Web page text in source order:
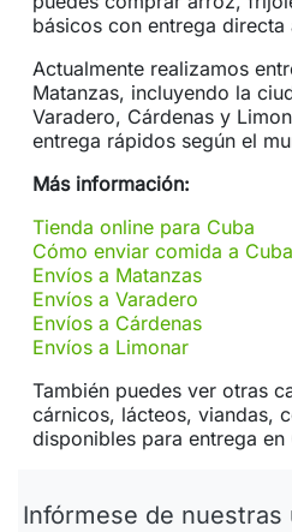
básicos con entrega directa
Actualmente realizamos
Matanzas, incluyendo la
Varadero, Cárdenas y
entrega rápidos según el
Más información:
Tienda online para Cuba
Cómo enviar comida a Cuba
Envíos a Matanzas
Envíos a Varadero
Envíos a Cárdenas
Envíos a Limonar
También puedes ver otras
cárnicos, lácteos, viandas,
disponibles para entrega en
Infórmese de